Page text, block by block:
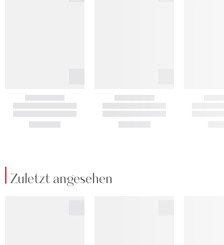
Zuletzt angesehen